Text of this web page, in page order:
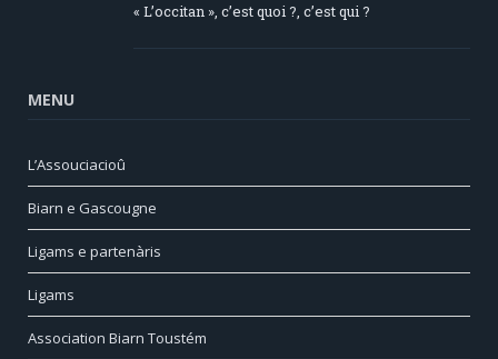
« L’occitan », c’est quoi ?, c’est qui ?
MENU
L’Assouciacioû
Biarn e Gascougne
Ligams e partenàris
Ligams
Association Biarn Toustém